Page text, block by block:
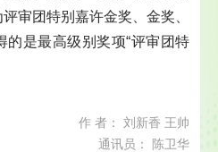
审团特别嘉许金奖、金奖、
的是最高级别奖项“评审团特
作 者： 刘新香 王帅
通讯员： 陈卫华